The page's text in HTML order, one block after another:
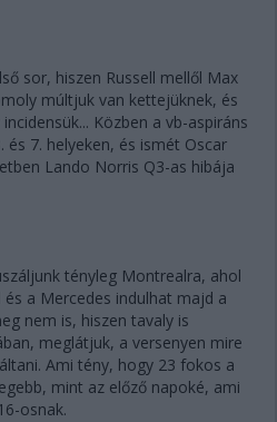
sor, hiszen Russell mellől Max
múltjuk van kettejüknek, és
Közben a vb-aspiráns
és 7. helyeken, és ismét Oscar
Lando Norris Q3-as hibája
tényleg Montrealra, ahol
a Mercedes indulhat majd a
nem is, hiszen tavaly is
meglátjuk, a versenyen mire
Ami tény, hogy 23 fokos a
mint az előző napoké, ami
osnak.